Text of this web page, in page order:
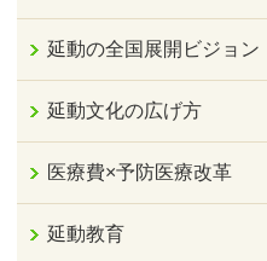
延動の全国展開ビジョン
延動文化の広げ方
医療費×予防医療改革
延動教育